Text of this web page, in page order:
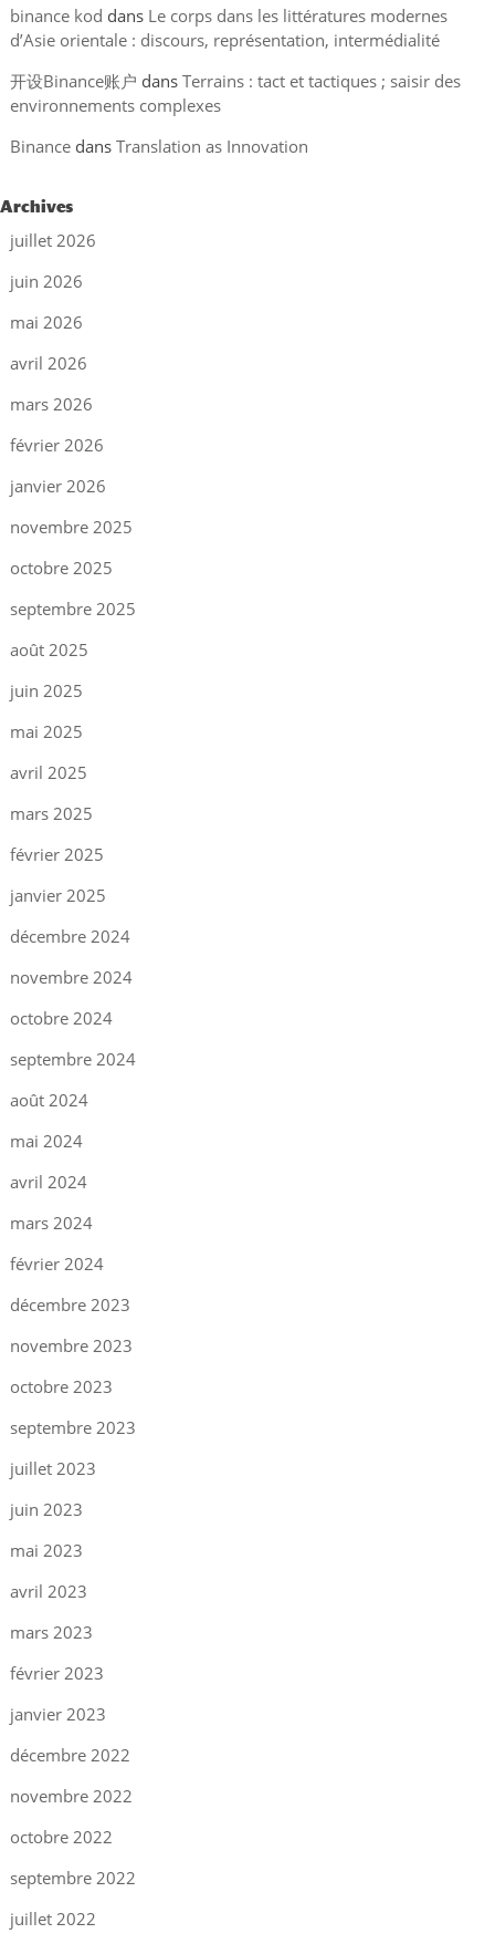
binance kod dans Le corps dans les littératures modernes
d’Asie orientale : discours, représentation, intermédialité
开设Binance账户 dans Terrains : tact et tactiques ; saisir des
environnements complexes
Binancedans Translation as Innovation
Archives
juillet 2026
juin 2026
mai 2026
avril 2026
mars 2026
février 2026
janvier 2026
novembre 2025
octobre 2025
septembre 2025
août 2025
juin 2025
mai 2025
avril 2025
mars 2025
février 2025
janvier 2025
décembre 2024
novembre 2024
octobre 2024
septembre 2024
août 2024
mai 2024
avril 2024
mars 2024
février 2024
décembre 2023
novembre 2023
octobre 2023
septembre 2023
juillet 2023
juin 2023
mai 2023
avril 2023
mars 2023
février 2023
janvier 2023
décembre 2022
novembre 2022
octobre 2022
septembre 2022
juillet 2022